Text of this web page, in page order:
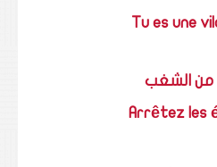
Tu es une
الشغب
Arrêtez les